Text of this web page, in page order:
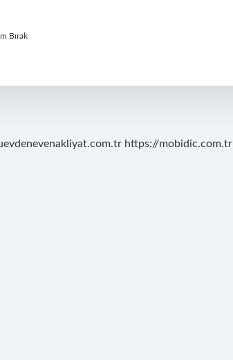
Bırak
https://mobidic.com.tr